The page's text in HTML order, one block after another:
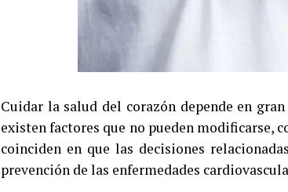
Cuidar la salud del corazón depende en
existen factores que no pueden modificarse,
coinciden en que las decisiones
prevención de las enfermedades